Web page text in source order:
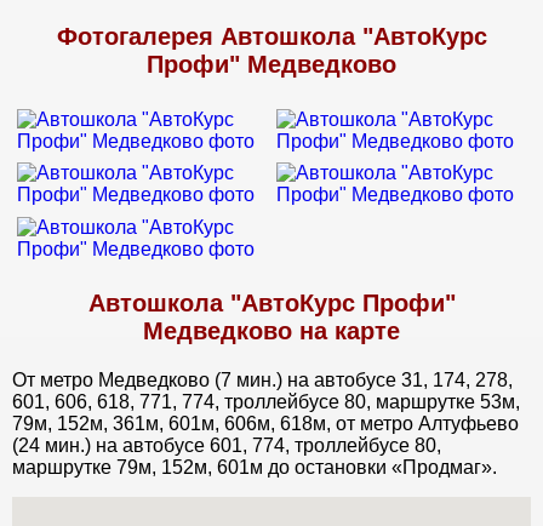
Фотогалерея Автошкола "АвтоКурс
Профи" Медведково
Автошкола "АвтоКурс Профи"
Медведково на карте
От метро Медведково (7 мин.) на автобусе 31, 174, 278,
601, 606, 618, 771, 774, троллейбусе 80, маршрутке 53м,
79м, 152м, 361м, 601м, 606м, 618м, от метро Алтуфьево
(24 мин.) на автобусе 601, 774, троллейбусе 80,
маршрутке 79м, 152м, 601м до остановки «Продмаг».